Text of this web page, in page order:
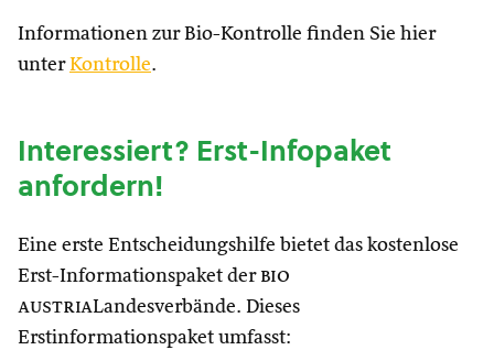
Informationen zur Bio-Kontrolle finden Sie hier
unterKontrolle.
Interessiert? Erst-Infopaket
anfordern!
Eine erste Entscheidungshilfe bietet das kostenlose
Erst-Informationspaket der bio
austriaLandesverbände. Dieses
Erstinformationspaket umfasst: